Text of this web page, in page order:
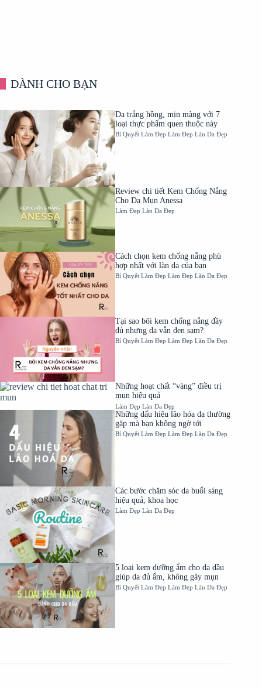
DÀNH CHO BẠN
Da trắng hồng, mịn màng với 7
loại thực phẩm quen thuộc này
Bí Quyết Làm Đẹp Làm Đẹp Làn Da Đẹp
Review chi tiết Kem Chống Nắng
Cho Da Mụn Anessa
Làm Đẹp Làn Da Đẹp
Cách chọn kem chống nắng phù
hợp nhất với làn da của bạn
Bí Quyết Làm Đẹp Làm Đẹp Làn Da Đẹp
Tại sao bôi kem chống nắng đầy
đủ nhưng da vẫn đen sạm?
Bí Quyết Làm Đẹp Làm Đẹp Làn Da Đẹp
Những hoạt chất “vàng” điều trị
mụn hiệu quả
Làm Đẹp Làn Da Đẹp
Những dấu hiệu lão hóa da thường
gặp mà bạn không ngờ tới
Bí Quyết Làm Đẹp Làm Đẹp Làn Da Đẹp
Các bước chăm sóc da buổi sáng
hiệu quả, khoa học
Làm Đẹp Làn Da Đẹp
5 loại kem dưỡng ẩm cho da dầu
giúp da đủ ẩm, không gây mụn
Bí Quyết Làm Đẹp Làm Đẹp Làn Da Đẹp